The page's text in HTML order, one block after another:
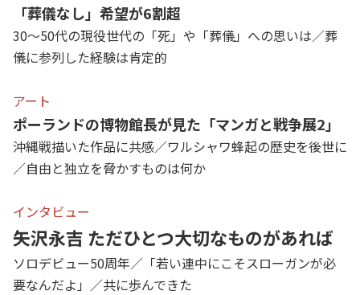
「葬儀なし」希望が6割超
30～50代の現役世代の「死」や「葬儀」への思いは／葬
儀に参列した経験は肯定的
アート
ポーランドの博物館長が見た「マンガと戦争展2」
沖縄戦描いた作品に共感／ワルシャワ蜂起の歴史を後世に
／自由と独立を脅かすものは何か
インタビュー
矢沢永吉 ただひとつ大切なものがあれば
ソロデビュー50周年／「若い連中にこそスローガンが必
要なんだよ」／共に歩んできた